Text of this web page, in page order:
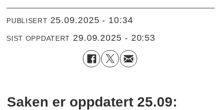
PUBLISERT 25.09.2025 - 10:34
SIST OPPDATERT 29.09.2025 - 20:53
Saken er oppdatert 25.09: